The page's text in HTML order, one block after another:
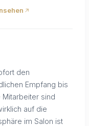
den
Empfang bis
Mitarbeiter sind
auf die
im Salon ist